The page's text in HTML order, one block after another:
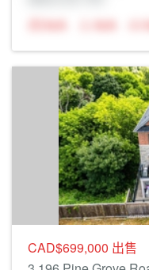
N/A
N/A
CAD$699,000 出售